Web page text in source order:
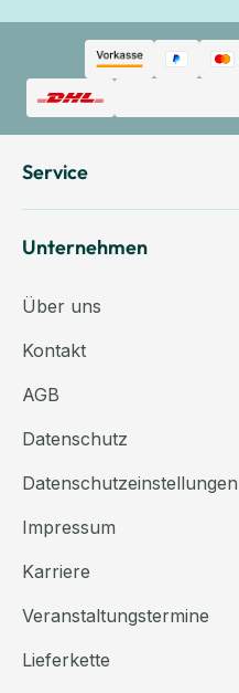
Service
Unternehmen
Über uns
Kontakt
AGB
Datenschutz
Datenschutzeinstellungen
Impressum
Karriere
Veranstaltungstermine
Lieferkette